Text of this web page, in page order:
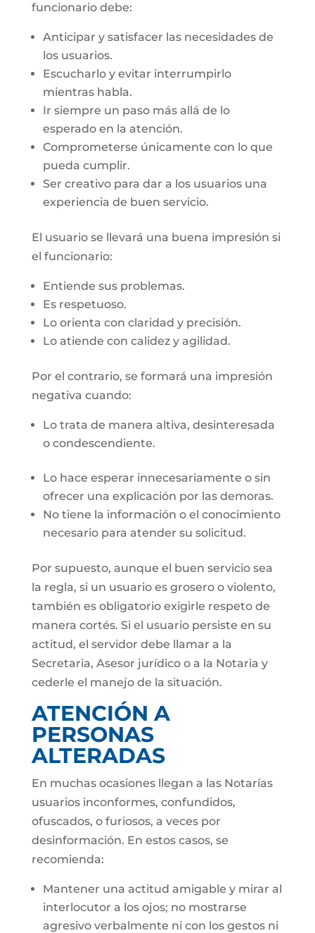
funcionario debe:
Anticipar y satisfacer las necesidades de
los usuarios.
Escucharlo y evitar interrumpirlo
mientras habla.
Ir siempre un paso más allá de lo
esperado en la atención.
Comprometerse únicamente con lo que
pueda cumplir.
Ser creativo para dar a los usuarios una
experiencia de buen servicio.
El usuario se llevará una buena impresión si
el funcionario:
Entiende sus problemas.
Es respetuoso.
Lo orienta con claridad y precisión.
Lo atiende con calidez y agilidad.
Por el contrario, se formará una impresión
negativa cuando:
Lo trata de manera altiva, desinteresada
o condescendiente.
Lo hace esperar innecesariamente o sin
ofrecer una explicación por las demoras.
No tiene la información o el conocimiento
necesario para atender su solicitud.
Por supuesto, aunque el buen servicio sea
la regla, si un usuario es grosero o violento,
también es obligatorio exigirle respeto de
manera cortés. Si el usuario persiste en su
actitud, el servidor debe llamar a la
Secretaria, Asesor jurídico o a la Notaria y
cederle el manejo de la situación.
ATENCIÓN A
PERSONAS
ALTERADAS
En muchas ocasiones llegan a las Notarías
usuarios inconformes, confundidos,
ofuscados, o furiosos, a veces por
desinformación. En estos casos, se
recomienda:
Mantener una actitud amigable y mirar al
interlocutor a los ojos; no mostrarse
agresivo verbalmente ni con los gestos ni